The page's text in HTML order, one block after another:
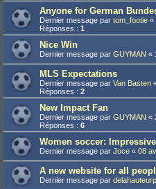
Anyone for German
Dernier message par tom_footie «
Réponses : 1
Nice Win
Dernier message par GUYMAN «
MLS Expectations
Dernier message par Van Basten
Réponses : 2
New Impact Fan
Dernier message par GUYMAN «
Réponses : 6
Women soccer:
Dernier message par Joce « 08
A new website for all
Dernier message par